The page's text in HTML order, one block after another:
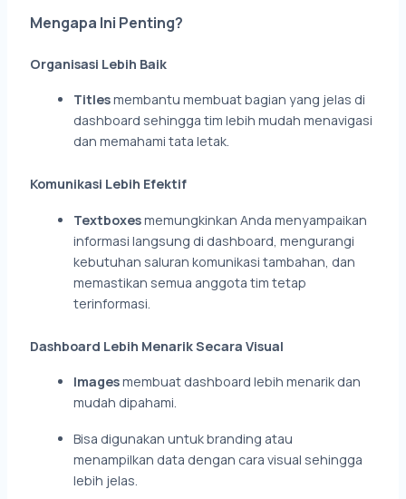
Mengapa Ini Penting?
Organisasi Lebih Baik
Titlesmembantu membuat bagian yang jelas di
dashboard sehingga tim lebih mudah menavigasi
dan memahami tata letak.
Komunikasi Lebih Efektif
Textboxesmemungkinkan Anda menyampaikan
informasi langsung di dashboard, mengurangi
kebutuhan saluran komunikasi tambahan, dan
memastikan semua anggota tim tetap
terinformasi.
Dashboard Lebih Menarik Secara Visual
Imagesmembuat dashboard lebih menarik dan
mudah dipahami.
Bisa digunakan untuk branding atau
menampilkan data dengan cara visual sehingga
lebih jelas.